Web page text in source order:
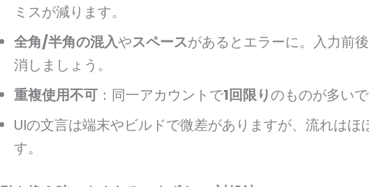
ミスが減ります。
全角/半角の混入やスペースがあるとエラーに。入力前
消しましょう。
重複使用不可 ：同一アカウントで1回限りのものが多い
UIの文言は端末やビルドで微差がありますが、流れはほ
す。